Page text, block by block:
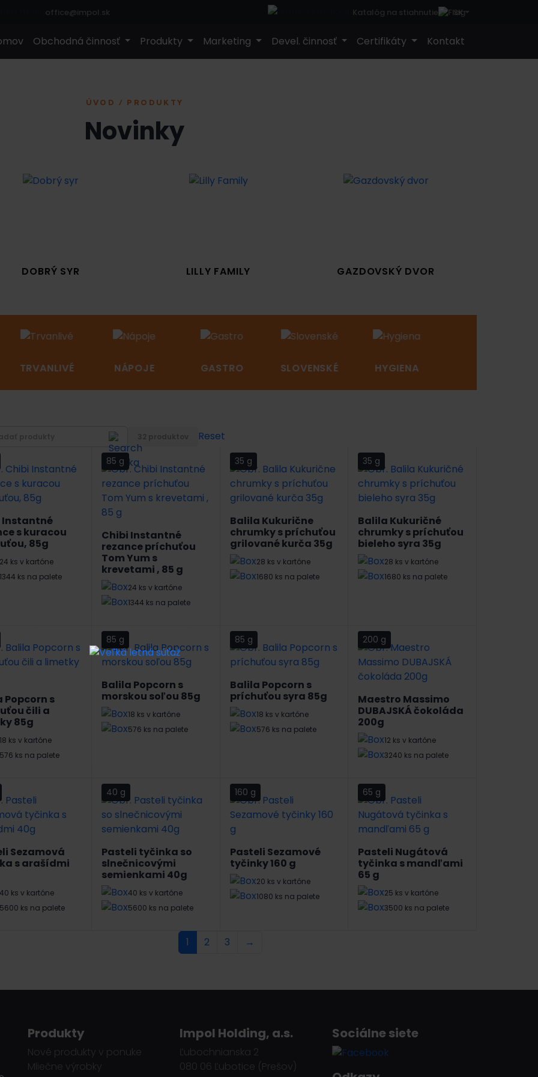
office@impol.sk Katalóg na stiahnutie SK
Obchodná činnosť Produkty Marketing Devel. činnosť Certifikáty Kontakt
ÚVOD / PRODUKTY
Novinky
DOBRÝ SYR LILLY FAMILY GAZDOVSKÝ DVOR
TRVANLIVÉ NÁPOJE GASTRO SLOVENSKÉ HYGIENA
Reset
Instantné
s kuracou
85g
24 ks v kartóne
1344 ks na palete
85 g
Chibi Instantné
rezance príchuťou
Tom Yum s
krevetami , 85 g
24 ks v kartóne
1344 ks na palete
35 g
Balila Kukurične
chrumky s príchuťou
grilované kurča 35g
28 ks v kartóne
1680 ks na palete
35 g
Balila Kukuričné
chrumky s príchuťou
bieleho syra 35g
28 ks v kartóne
1680 ks na palete
Popcorn s
čili a
85g
18 ks v kartóne
576 ks na palete
85 g
Balila Popcorn s
morskou soľou 85g
18 ks v kartóne
576 ks na palete
85 g
Balila Popcorn s
príchuťou syra 85g
18 ks v kartóne
576 ks na palete
200 g
Maestro Massimo
DUBAJSKÁ čokoláda
200g
12 ks v kartóne
3240 ks na palete
Sezamová
s arašídmi
40 ks v kartóne
5600 ks na palete
40 g
Pasteli tyčinka so
slnečnicovými
semienkami 40g
40 ks v kartóne
5600 ks na palete
160 g
Pasteli Sezamové
tyčinky 160 g
20 ks v kartóne
1080 ks na palete
65 g
Pasteli Nugátová
tyčinka s mandľami
65 g
25 ks v kartóne
3500 ks na palete
1 2 3 →
Produkty
Nové produkty v ponuke
Mliečne výrobky
Impol Holding, a.s.
Ľubochnianska 2
080 06 Ľubotice (Prešov)
Sociálne siete